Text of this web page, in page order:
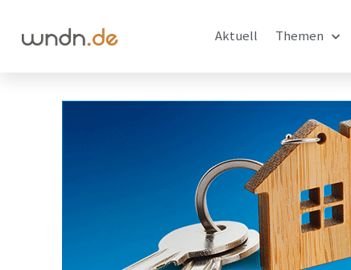
Aktuell Themen